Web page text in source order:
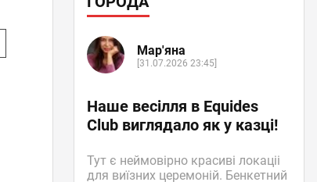
Мар'яна
[31.07.2026 23:45]
Наше весілля в Equides
Club виглядало як у казці!
Тут є неймовірно красиві локаціі
для виїзних церемоній. Бенкетний